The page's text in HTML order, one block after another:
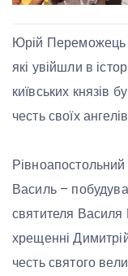
Юрій Переможець
які увійшли в
київських князів
честь своїх
Василь –
святителя Василя
хрещенні
честь святого